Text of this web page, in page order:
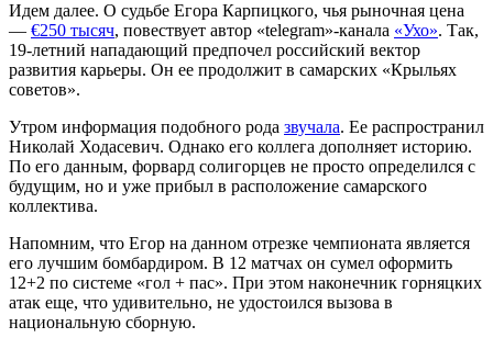
Идем далее. О судьбе Егора Карпицкого, чья рыночная цена
— €250 тысяч, повествует автор «telegram»-канала «Ухо». Так,
19-летний нападающий предпочел российский вектор
развития карьеры. Он ее продолжит в самарских «Крыльях
советов».
Утром информация подобного рода звучала. Ее распространил
Николай Ходасевич. Однако его коллега дополняет историю.
По его данным, форвард солигорцев не просто определился с
будущим, но и уже прибыл в расположение самарского
коллектива.
Напомним, что Егор на данном отрезке чемпионата является
его лучшим бомбардиром. В 12 матчах он сумел оформить
12+2 по системе «гол + пас». При этом наконечник горняцких
атак еще, что удивительно, не удостоился вызова в
национальную сборную.